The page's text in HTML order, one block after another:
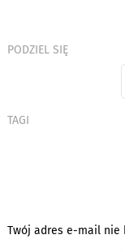
PODZIEL SIĘ
TAGI
Twój adres e-mail nie